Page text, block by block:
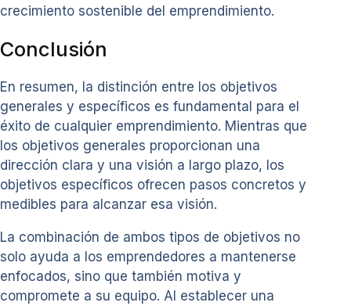
crecimiento sostenible del emprendimiento.
Conclusión
En resumen, la distinción entre los objetivos
generales y específicos es fundamental para el
éxito de cualquier emprendimiento. Mientras que
los objetivos generales proporcionan una
dirección clara y una visión a largo plazo, los
objetivos específicos ofrecen pasos concretos y
medibles para alcanzar esa visión.
La combinación de ambos tipos de objetivos no
solo ayuda a los emprendedores a mantenerse
enfocados, sino que también motiva y
compromete a su equipo. Al establecer una